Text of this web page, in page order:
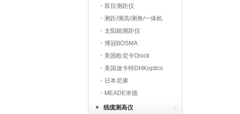
双目测距仪
测距/测高/测角/一体机
太阳能测距仪
博冠BOSMA
美国欧尼卡Onick
美国迪卡特DHKoptics
日本尼康
MEADE米德
线缆测高仪